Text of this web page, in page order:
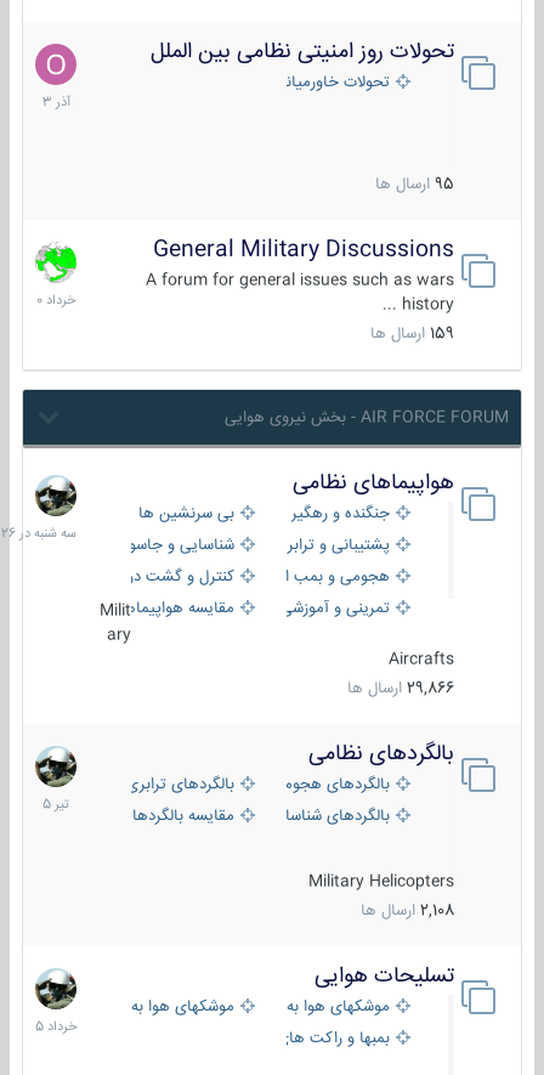
تحولات روز امنیتی نظامی بین الملل
تحولات خاورمیانه
95 ارسال ها
21
آذر
1403
General Military Discussions
A forum for general issues such as wars
history ...
159 ارسال ها
10
خرداد
1400
AIR FORCE FORUM - بخش نیروی هوایی
هواپیماهای نظامی
جنگنده و رهگیر
بی سرنشین ها
پشتیبانی و ترابری
شناسایی و جاسوسی
هجومی و بمب افکن
کنترل و گشت دریایی
تمرینی و آموزشی
مقایسه هواپیماهاMilit
ary
Aircrafts
29,866 ارسال ها
سه
شنبه
در
بالگردهای نظامی
بالگردهای هجومی
بالگردهای ترابری
بالگردهای شناسایی
مقایسه بالگردها
Military Helicopters
2,108 ارسال ها
22
تیر
1405
تسلیحات هوایی
موشکهای هوا به هوا
موشکهای هوا به سطح
بمبها و راکت های هوایی
30
خرداد
1405